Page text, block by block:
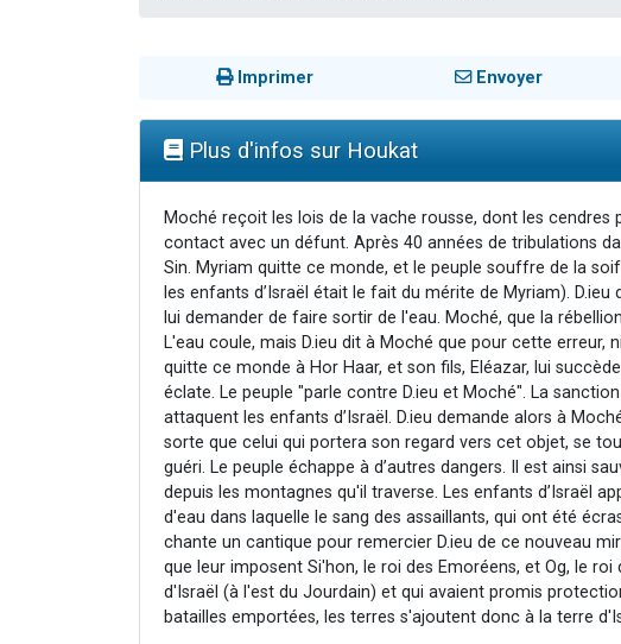
Imprimer Envoyer
Plus d'infos sur Houkat
Moché reçoit les lois de la vache rousse, dont les
contact avec un défunt. Après 40 années de tribulations
Sin. Myriam quitte ce monde, et le peuple souffre de la
les enfants d’Israël était le fait du mérite de Myriam).
lui demander de faire sortir de l'eau. Moché, que la
L'eau coule, mais D.ieu dit à Moché que pour cette erreur,
quitte ce monde à Hor Haar, et son fils, Eléazar, lui
éclate. Le peuple "parle contre D.ieu et Moché". La
attaquent les enfants d’Israël. D.ieu demande alors à
sorte que celui qui portera son regard vers cet objet, se
guéri. Le peuple échappe à d’autres dangers. Il est ainsi
depuis les montagnes qu'il traverse. Les enfants d’Israël
d'eau dans laquelle le sang des assaillants, qui ont été
chante un cantique pour remercier D.ieu de ce nouveau
que leur imposent Si'hon, le roi des Emoréens, et Og, le
d'Israël (à l'est du Jourdain) et qui avaient promis
batailles emportées, les terres s'ajoutent donc à la terre